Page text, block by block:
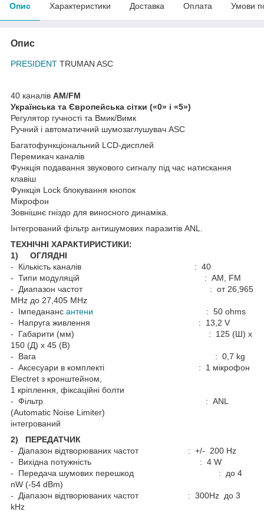
Опис Характеристики Доставка Оплата Умови
Опис
PRESIDENT TRUMAN ASC
40 каналів АМ/FM
Українська та Європейська сітки («0» і «5»)
Регулятор гучності та Вмик/Вимк
Ручний і автоматичний шумозаглушувач ASC
Багатофункціональний LCD-дисплей
Перемикач каналів
Функція подавання звукового сигналу під час натискання
клавіш
Функція Lock блокування кнопок
Мікрофон
Зовнішнє гніздо для виносного динаміка.
Інтегрований фільтр антишумових паразитів ANL.
ТЕХНІЧНІ ХАРАКТИРИСТИКИ:
1) ОГЛЯДНІ
- Кількість каналів : 40
- Типи модуляцій : АМ, FM
- Диапазон частот : от 26,965
MHz до 27,405 MHz
- Імпедананс антени : 50 ohms
- Напруга живлення : 13,2 V
- Габарити (мм) : 125 (Ш) х
150 (Д) х 45 (В)
- Вага : 0,7 kg
- Аксесуари в комплекті : 1 мікрофон
Electret з кронштейном,
1 кріплення, фіксаційні болти
- Фільтр : ANL
(Automatic Noise Limiter)
інтегрований
2) ПЕРЕДАТЧИК
- Діапазон відтворюваних частот : +/- 200 Hz
- Вихідна потужність : 4 W
- Передача шумових перешкод : до 4
nW (-54 dBm)
- Діапазон відтворюваних частот : 300Hz до 3
kHz